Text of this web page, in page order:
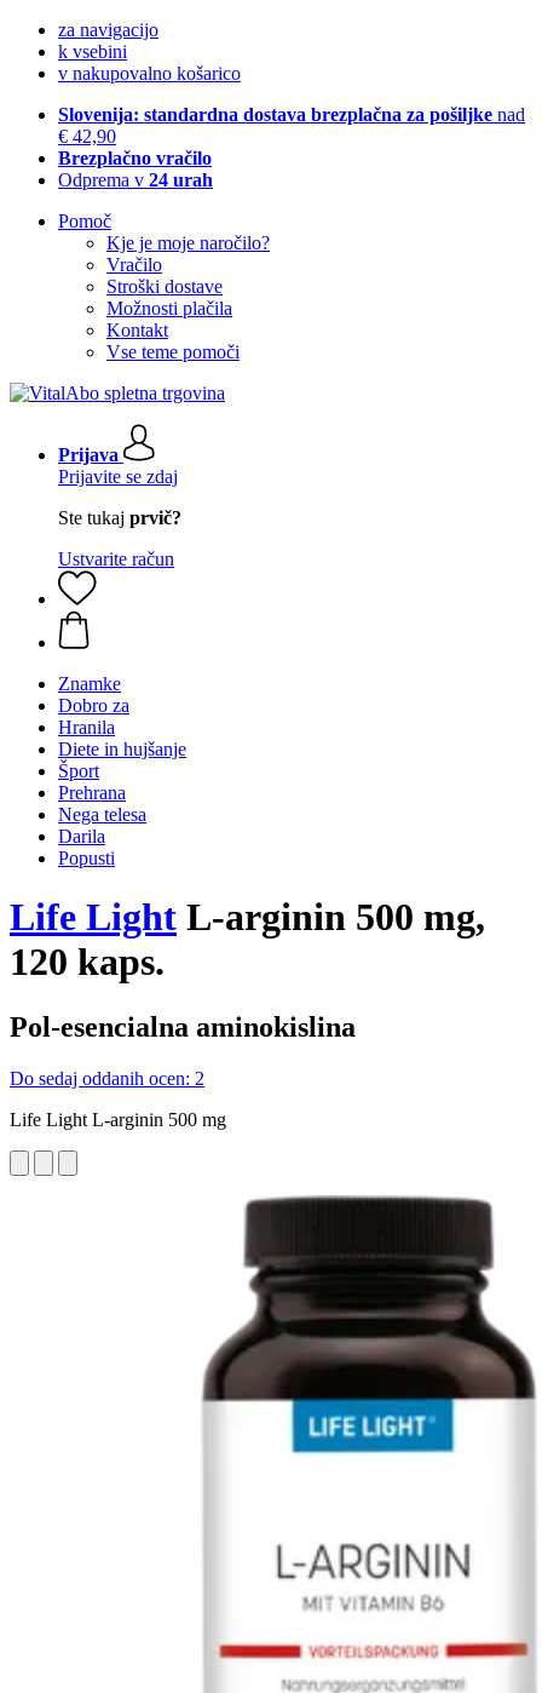
za navigacijo
k vsebini
v nakupovalno košarico
Slovenija: standardna dostava brezplačna za pošiljke nad
€ 42,90
Brezplačno vračilo
Odprema v 24 urah
Pomoč
Kje je moje naročilo?
Vračilo
Stroški dostave
Možnosti plačila
Kontakt
Vse teme pomoči
Prijava
Prijavite se zdaj
Ste tukaj prvič?
Ustvarite račun
Znamke
Dobro za
Hranila
Diete in hujšanje
Šport
Prehrana
Nega telesa
Darila
Popusti
Life Light L-arginin 500 mg,
120 kaps.
Pol-esencialna aminokislina
Do sedaj oddanih ocen: 2
Life Light L-arginin 500 mg